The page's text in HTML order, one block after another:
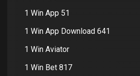
1 Win App 51
1 Win App Download 641
1 Win Aviator
1 Win Bet 817